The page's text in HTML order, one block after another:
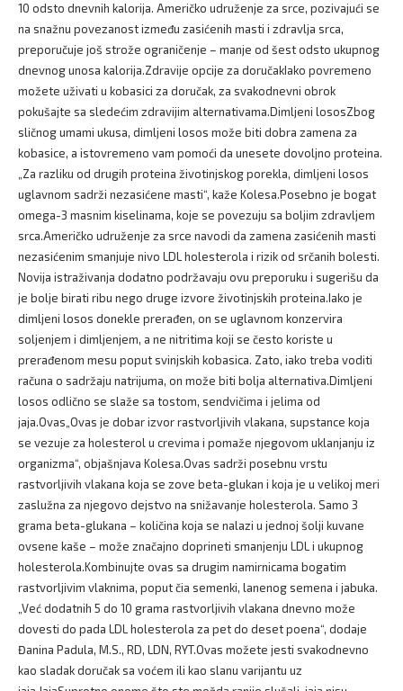
10 odsto dnevnih kalorija. Američko udruženje za srce, pozivajući se
na snažnu povezanost između zasićenih masti i zdravlja srca,
preporučuje još strože ograničenje – manje od šest odsto ukupnog
dnevnog unosa kalorija.Zdravije opcije za doručakIako povremeno
možete uživati u kobasici za doručak, za svakodnevni obrok
pokušajte sa sledećim zdravijim alternativama.Dimljeni lososZbog
sličnog umami ukusa, dimljeni losos može biti dobra zamena za
kobasice, a istovremeno vam pomoći da unesete dovoljno proteina.
„Za razliku od drugih proteina životinjskog porekla, dimljeni losos
uglavnom sadrži nezasićene masti“, kaže Kolesa.Posebno je bogat
omega-3 masnim kiselinama, koje se povezuju sa boljim zdravljem
srca.Američko udruženje za srce navodi da zamena zasićenih masti
nezasićenim smanjuje nivo LDL holesterola i rizik od srčanih bolesti.
Novija istraživanja dodatno podržavaju ovu preporuku i sugerišu da
je bolje birati ribu nego druge izvore životinjskih proteina.Iako je
dimljeni losos donekle prerađen, on se uglavnom konzervira
soljenjem i dimljenjem, a ne nitritima koji se često koriste u
prerađenom mesu poput svinjskih kobasica. Zato, iako treba voditi
računa o sadržaju natrijuma, on može biti bolja alternativa.Dimljeni
losos odlično se slaže sa tostom, sendvičima i jelima od
jaja.Ovas„Ovas je dobar izvor rastvorljivih vlakana, supstance koja
se vezuje za holesterol u crevima i pomaže njegovom uklanjanju iz
organizma“, objašnjava Kolesa.Ovas sadrži posebnu vrstu
rastvorljivih vlakana koja se zove beta-glukan i koja je u velikoj meri
zaslužna za njegovo dejstvo na snižavanje holesterola. Samo 3
grama beta-glukana – količina koja se nalazi u jednoj šolji kuvane
ovsene kaše – može značajno doprineti smanjenju LDL i ukupnog
holesterola.Kombinujte ovas sa drugim namirnicama bogatim
rastvorljivim vlaknima, poput čia semenki, lanenog semena i jabuka.
„Već dodatnih 5 do 10 grama rastvorljivih vlakana dnevno može
dovesti do pada LDL holesterola za pet do deset poena“, dodaje
Đanina Padula, M.S., RD, LDN, RYT.Ovas možete jesti svakodnevno
kao sladak doručak sa voćem ili kao slanu varijantu uz